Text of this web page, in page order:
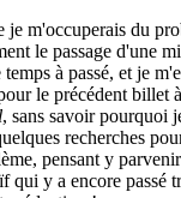
je m'occuperais du
le passage d'une
à passé, et je
le précédent billet
, sans savoir pourquoi
recherches
pensant y
qui y a encore passé